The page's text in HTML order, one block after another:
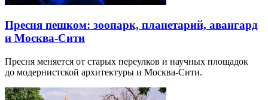
Пресня пешком: зоопарк, планетарий, авангард
и Москва-Сити
Пресня меняется от старых переулков и научных площадок
до модернистской архитектуры и Москва-Сити.